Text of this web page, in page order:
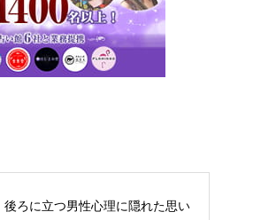
後ろに立つ男性心理に隠れた思い